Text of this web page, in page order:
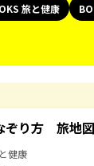
旅と健康
ぞり方 旅地
健康